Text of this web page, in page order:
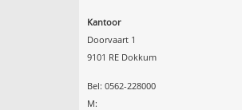
Kantoor
Doorvaart 1
9101 RE Dokkum
Bel: 0562-228000
M: